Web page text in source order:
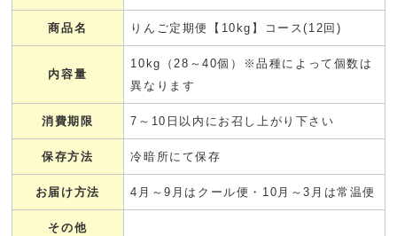
商品名 りんご定期便【10kg】コース(12回)
内容量
10kg（28～40個）※品種によって個数は
異なります
消費期限 7～10日以内にお召し上がり下さい
保存方法 冷暗所にて保存
お届け方法 4月～9月はクール便・10月～3月は常温便
その他